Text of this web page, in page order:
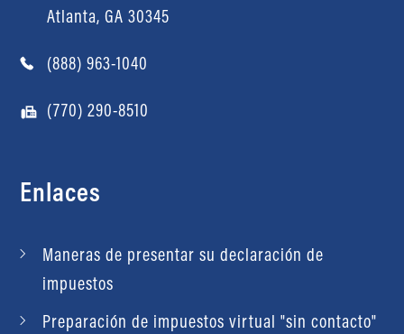
Atlanta, GA 30345
(888) 963-1040
(770) 290-8510
Enlaces
Maneras de presentar su declaración de
impuestos
Preparación de impuestos virtual "sin contacto"